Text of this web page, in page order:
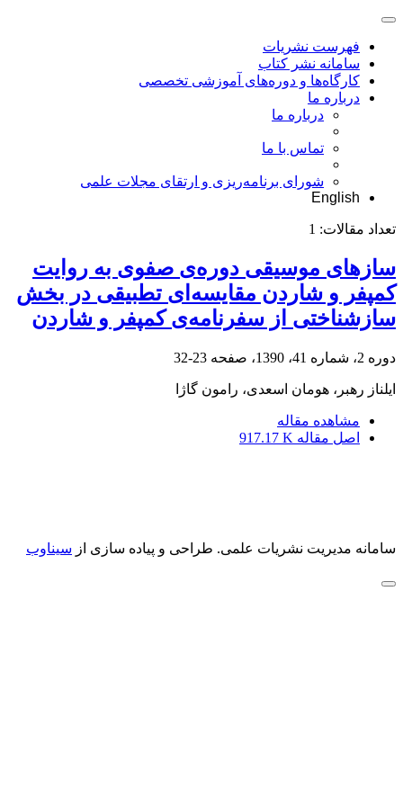
فهرست نشریات
سامانه نشر کتاب
کارگاه‌ها و دوره‌های آموزشی تخصصی
درباره ما
درباره ما
تماس با ما
شورای برنامه‌ریزی و ارتقای مجلات علمی
English
تعداد مقالات: 1
سازهای موسیقی دوره‌ی صفوی به روایت
کمپفر و شاردن مقایسه‌ای تطبیقی در بخش
سازشناختی از سفرنامه‌ی کمپفر و شاردن
دوره 2، شماره 41، 1390، صفحه 23-32
ایلناز رهبر، هومان اسعدی، رامون گاژا
مشاهده مقاله
اصل مقاله 917.17 K
سامانه مدیریت نشریات علمی. طراحی و پیاده سازی از سیناوب